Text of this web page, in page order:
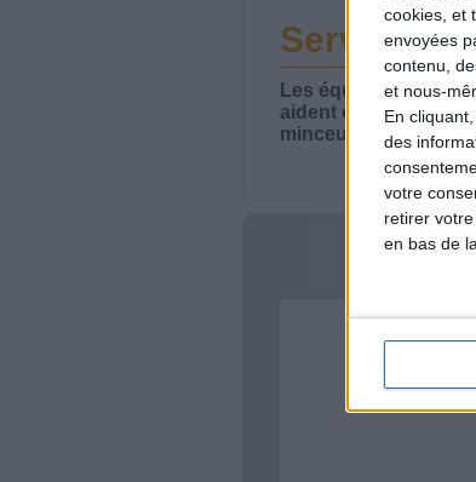
cookies, et
envoyées
contenu,
et nous-
En
des
votre
retirer
en bas de
Service-
Les équipes du
aident chaque
minceur.